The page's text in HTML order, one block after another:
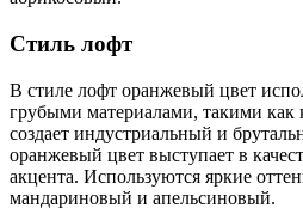
Стиль лофт
В стиле лофт оранжевый цвет
грубыми материалами, такими как
создает индустриальный и
оранжевый цвет выступает в
акцента. Используются яркие
мандариновый и апельсиновый.